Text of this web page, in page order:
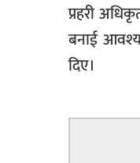
प्रहरी
बनाई
दिए।